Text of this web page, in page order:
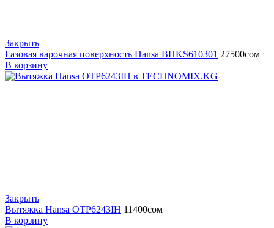
Закрыть
Газовая варочная поверхность Hansa BHKS610301 27500сом
В корзину
Закрыть
Вытяжка Hansa OTP6243IH 11400сом
В корзину